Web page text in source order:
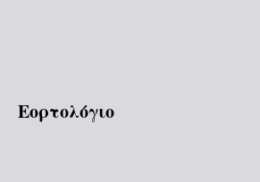
Εορτολόγιο